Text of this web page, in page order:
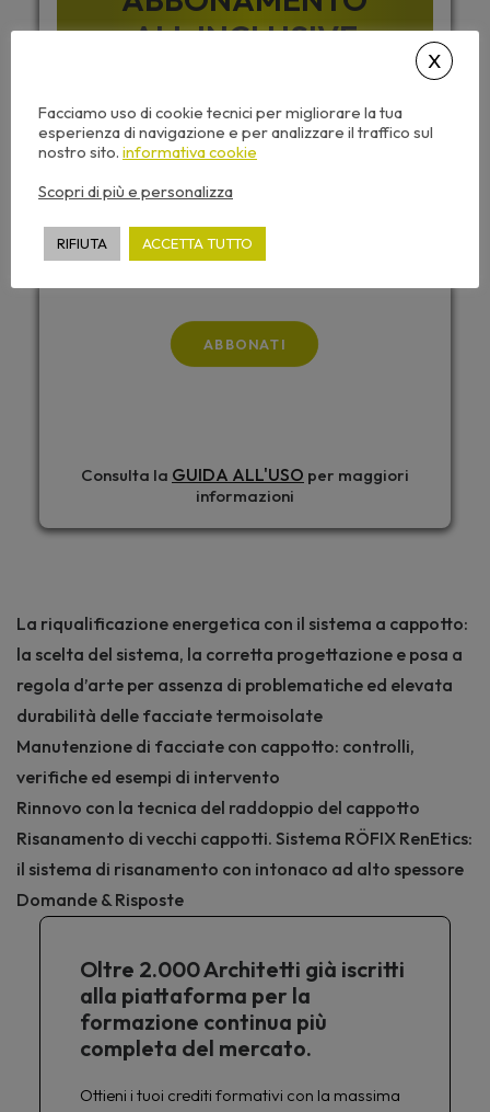
ALL INCLUSIVE
TUTTI I CORSI DI ARCHIFORMAZIONE PER 365
GIORNI
199,00
ABBONATI
Consulta la GUIDA ALL'USO per maggiori
informazioni
La riqualificazione energetica con il sistema a cappotto:
la scelta del sistema, la corretta progettazione e posa a
regola d’arte per assenza di problematiche ed elevata
durabilità delle facciate termoisolate
Manutenzione di facciate con cappotto: controlli,
verifiche ed esempi di intervento
Rinnovo con la tecnica del raddoppio del cappotto
Risanamento di vecchi cappotti. Sistema RÖFIX RenEtics:
il sistema di risanamento con intonaco ad alto spessore
Domande & Risposte
Oltre 2.000 Architetti già iscritti
alla piattaforma per la
formazione continua più
completa del mercato.
Ottieni i tuoi crediti formativi con la massima
Facciamo uso di cookie tecnici per migliorare la tua
esperienza di navigazione e per analizzare il traffico sul
nostro sito. informativa cookie
Scopri di più e personalizza
RIFIUTA ACCETTA TUTTO